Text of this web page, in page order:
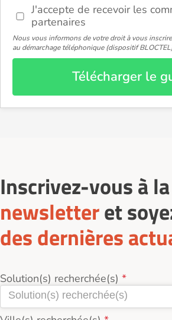
J'accepte de recevoir les
partenaires
Nous vous informons de votre droit à vous
au démarchage téléphonique (dispositif
Télécharger le
Inscrivez-vous à la
newsletteret
des dernières
Solution(s) recherchée(s)